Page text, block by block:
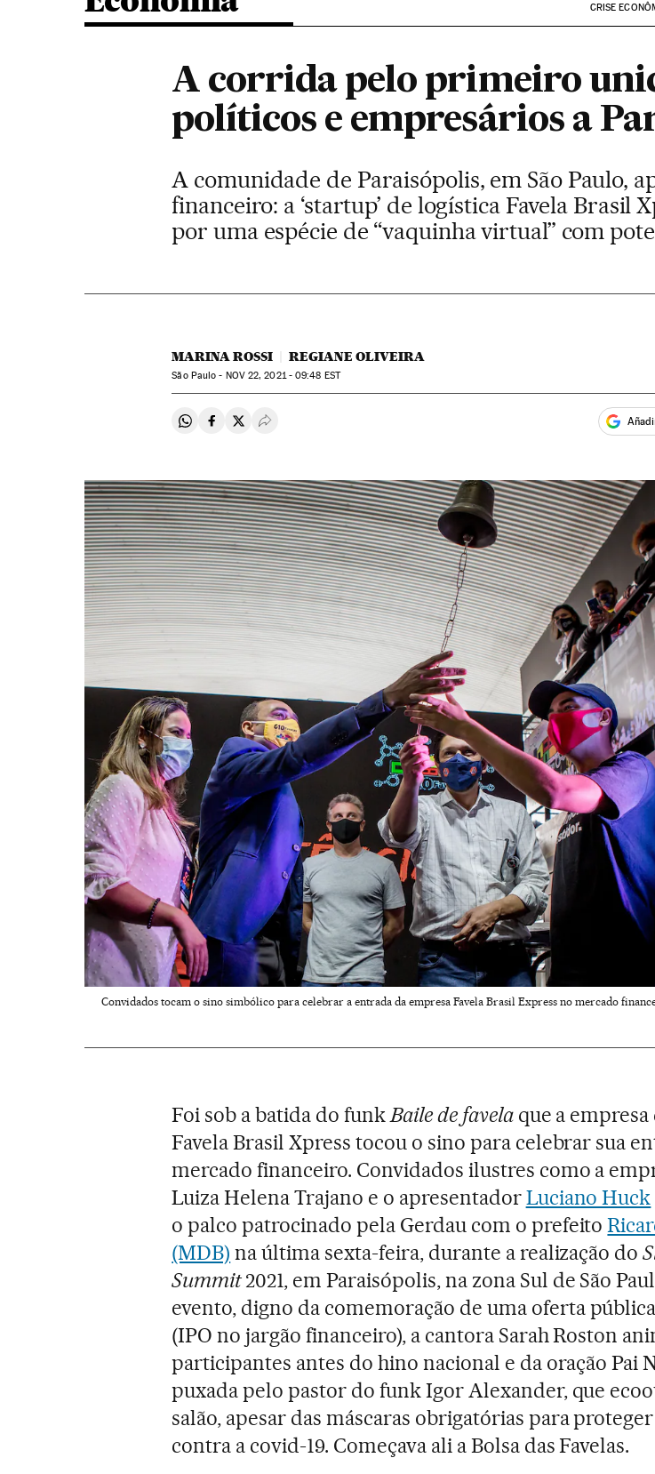
CRISE
A corrida pelo primeiro
políticos e empresários a
A comunidade de Paraisópolis, em São Paulo,
financeiro: a ‘startup’ de logística Favela Brasil
por uma espécie de “vaquinha virtual” com
MARINA ROSSI REGIANE OLIVEIRA
São Paulo - NOV22, 2021 - 09:48 EST
Compartir en Whatsapp
Compartir en Facebook
Compartir en Twitter
Desplegar Redes Sociales
Convidados tocam o sino simbólico para celebrar a entrada da empresa Favela Brasil Express no mercado
Foi sob a batida do funkBaile de favelaque a
Favela Brasil Xpress tocou o sino para celebrar sua
mercado financeiro. Convidados ilustres como a
Luiza Helena Trajano e o apresentadorLuciano Huck
o palco patrocinado pela Gerdau com o prefeito
(MDB) na última sexta-feira, durante a realização do
Summit2021, em Paraisópolis, na zona Sul de São
evento, digno da comemoração de uma oferta
(IPO no jargão financeiro), a cantora Sarah Roston
participantes antes do hino nacional e da oração Pai
puxada pelo pastor do funk Igor Alexander, que
salão, apesar das máscaras obrigatórias para
contra a covid-19. Começava ali a Bolsa das Favelas.